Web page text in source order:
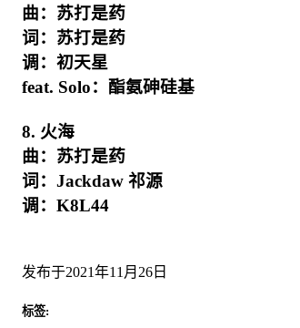
曲：苏打是药
词：苏打是药
调：初天星
feat. Solo：酯氨砷硅基
8. 火海
曲：苏打是药
词：Jackdaw 祁源
调：K8L44
发布于2021年11月26日
标签: